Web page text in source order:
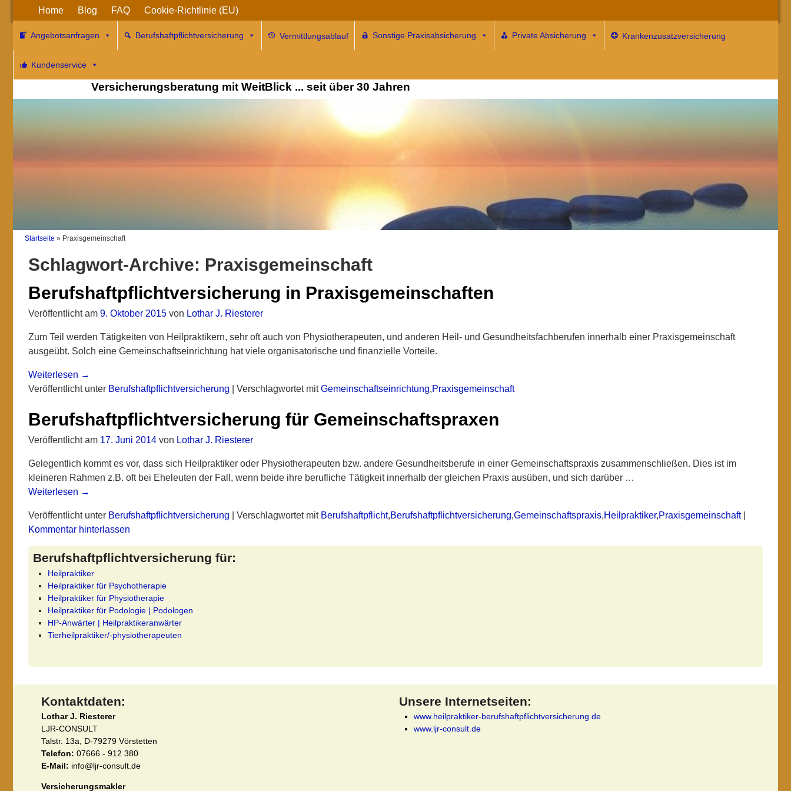
Home Blog FAQ Cookie-Richtlinie (EU)
Angebotsanfragen Berufshaftpflichtversicherung Vermittlungsablauf Sonstige Praxisabsicherung Private Absicherung Krankenzusatzversicherung
KundenserviceBerufshaftpflichtversicherung für alle … und mehr
Versicherungsberatung mit WeitBlick ... seit über 30 Jahren
Startseite » Praxisgemeinschaft
Schlagwort-Archive: Praxisgemeinschaft
Berufshaftpflichtversicherung in Praxisgemeinschaften
Veröffentlicht am 9. Oktober 2015 von Lothar J. Riesterer
Zum Teil werden Tätigkeiten von Heilpraktikern, sehr oft auch von Physiotherapeuten, und anderen Heil- und Gesundheitsfachberufen innerhalb einer Praxisgemeinschaft
ausgeübt. Solch eine Gemeinschaftseinrichtung hat viele organisatorische und finanzielle Vorteile.
Weiterlesen →
Veröffentlicht unter Berufshaftpflichtversicherung Verschlagwortet mit Gemeinschaftseinrichtung,Praxisgemeinschaft
Berufshaftpflichtversicherung für Gemeinschaftspraxen
Veröffentlicht am 17. Juni 2014 von Lothar J. Riesterer
Gelegentlich kommt es vor, dass sich Heilpraktiker oder Physiotherapeuten bzw. andere Gesundheitsberufe in einer Gemeinschaftspraxis zusammenschließen. Dies ist im
kleineren Rahmen z.B. oft bei Eheleuten der Fall, wenn beide ihre berufliche Tätigkeit innerhalb der gleichen Praxis ausüben, und sich darüber …
Weiterlesen →
Veröffentlicht unter Berufshaftpflichtversicherung Verschlagwortet mit Berufshaftpflicht,Berufshaftpflichtversicherung,Gemeinschaftspraxis,Heilpraktiker,Praxisgemeinschaft|
Kommentar hinterlassen
Berufshaftpflichtversicherung für:
Heilpraktiker
Heilpraktiker für Psychotherapie
Heilpraktiker für Physiotherapie
Heilpraktiker für Podologie | Podologen
HP-Anwärter | Heilpraktikeranwärter
Tierheilpraktiker/-physiotherapeuten
Kontaktdaten:
Lothar J. Riesterer
LJR-CONSULT
Talstr. 13a, D-79279 Vörstetten
Telefon: 07666 - 912 380
E-Mail: info@ljr-consult.de
Versicherungsmakler
Unsere Internetseiten:
www.heilpraktiker-berufshaftpflichtversicherung.de
www.ljr-consult.de